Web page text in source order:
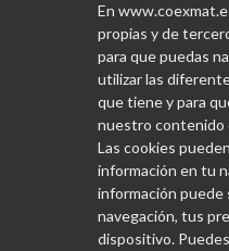
La empresa
Servicios
Proveedores
Contacto
En
propias y de
para que puedas
utilizar las
que tiene y para
nuestro contenido
Las cookies
información en tu
información puede
navegación, tus
dispositivo.